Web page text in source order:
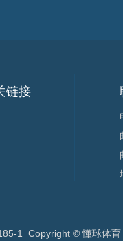
链接
1 Copyright © 懂球体